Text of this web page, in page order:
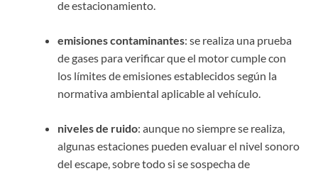
de estacionamiento.
emisiones contaminantes: se realiza una prueba
de gases para verificar que el motor cumple con
los límites de emisiones establecidos según la
normativa ambiental aplicable al vehículo.
niveles de ruido: aunque no siempre se realiza,
algunas estaciones pueden evaluar el nivel sonoro
del escape, sobre todo si se sospecha de